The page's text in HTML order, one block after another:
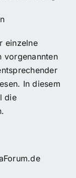
einzelne
vorgenannten
In diesem
die